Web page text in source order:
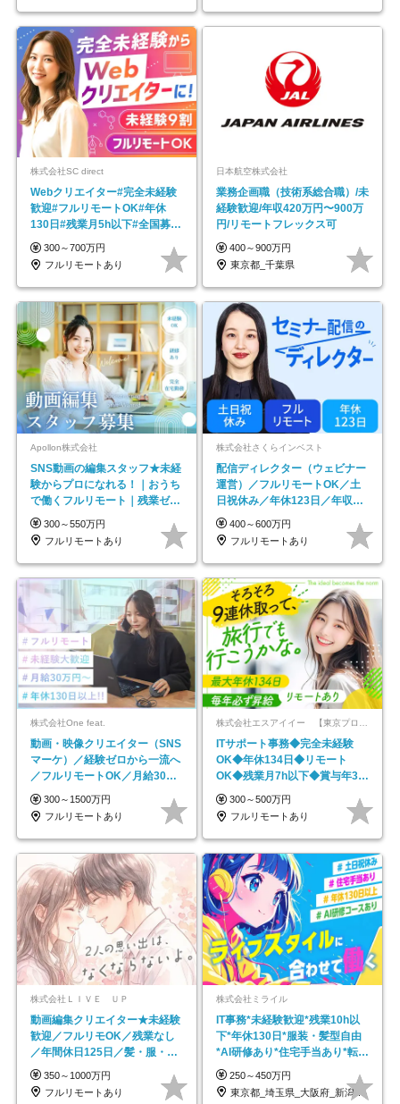
株式会社SC direct
Webクリエイター#完全未経験
歓迎#フルリモートOK#年休
130日#残業月5h以下#全国募集
#最大1年の研修
300～700万円
フルリモートあり
日本航空株式会社
業務企画職（技術系総合職）/未
経験歓迎/年収420万円〜900万
円/リモートフレックス可
400～900万円
東京都_千葉県
Apollon株式会社
SNS動画の編集スタッフ★未経
験からプロになれる！｜おうち
で働くフルリモート｜残業ゼロ
で18時退勤◎
300～550万円
フルリモートあり
株式会社さくらインベスト
配信ディレクター（ウェビナー
運営）／フルリモートOK／土
日祝休み／年休123日／年収
600万円可
400～600万円
フルリモートあり
株式会社One feat.
動画・映像クリエイター（SNS
マーケ）／経験ゼロから一流へ
／フルリモートOK／月給30万
円～／年休130日以上
300～1500万円
フルリモートあり
ITサポート事務◆完全未経験
OK◆年休134日◆リモート
OK◆残業月7h以下◆賞与年3回
◆5年目まで必ず昇給
300～500万円
フルリモートあり
株式会社ＬＩＶＥ ＵＰ
動画編集クリエイター★未経験
歓迎／フルリモOK／残業なし
／年間休日125日／髪・服・ネ
イル自由／研修充実で安心
350～1000万円
フルリモートあり
株式会社ミライル
IT事務*未経験歓迎*残業10h以
下*年休130日*服装・髪型自由
*AI研修あり*住宅手当あり*転勤
なし
250～450万円
東京都_埼玉県_大阪府_新潟県_福岡県